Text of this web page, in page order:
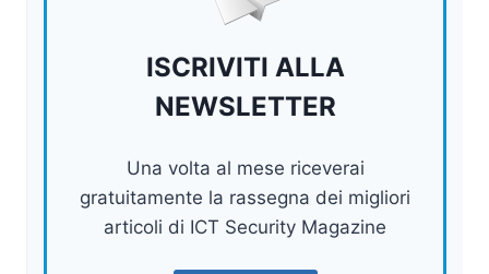
ISCRIVITI ALLA
NEWSLETTER
Una volta al mese riceverai
gratuitamente la rassegna dei migliori
articoli di ICT Security Magazine